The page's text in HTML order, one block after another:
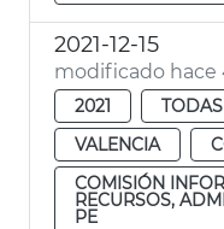
2021-12-15
modificado hace
2021
VALENCIA
COMISIÓN
RECURSOS,
PE